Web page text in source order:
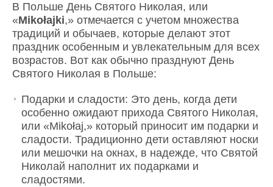
В Польше День Святого Николая, или
«Mikołajki,» отмечается с учетом множества
традиций и обычаев, которые делают этот
праздник особенным и увлекательным для всех
возрастов. Вот как обычно празднуют День
Святого Николая в Польше:
Подарки и сладости: Это день, когда дети
особенно ожидают прихода Святого Николая,
или «Mikołaj,» который приносит им подарки и
сладости. Традиционно дети оставляют носки
или мешочки на окнах, в надежде, что Святой
Николай наполнит их подарками и
сладостями.